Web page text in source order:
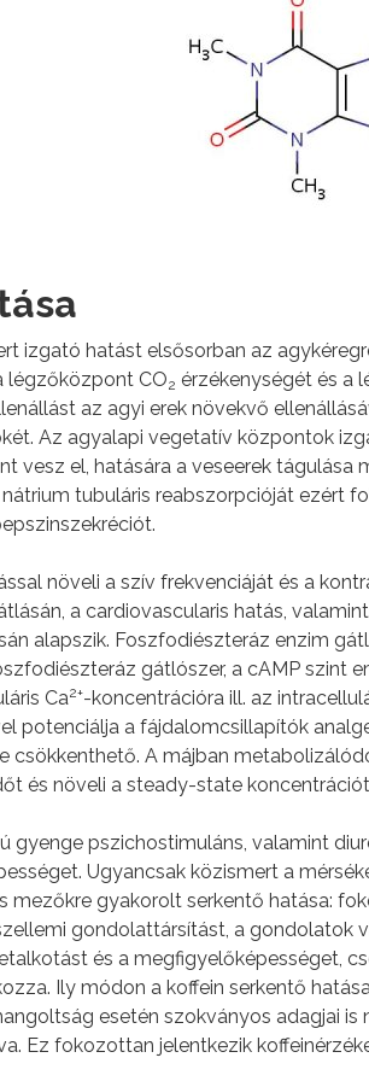
izgató hatást elsősorban az
légzőközpont CO2 érzékenységét és a
az agyi erek növekvő
Az agyalapi vegetatív központok
vesz el, hatására a veseerek
tubuláris reabszorpcióját ezért
növeli a szív frekvenciáját és a
a cardiovascularis hatás,
alapszik. Foszfodiészteráz enzim
gátlószer, a cAMP szint
Ca2+-koncentrációra ill. az
potenciálja a fájdalomcsillapítók
csökkenthető. A májban
és növeli a steady-state
gyenge pszichostimuláns, valamint
Ugyancsak közismert a
mezőkre gyakorolt serkentő hatása:
gondolattársítást, a gondolatok
és a megfigyelőképességet,
Ily módon a koffein serkentő
esetén szokványos adagjai
Ez fokozottan jelentkezik